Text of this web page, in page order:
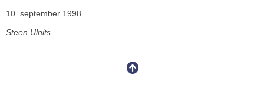
10. september 1998
Steen Ulnits